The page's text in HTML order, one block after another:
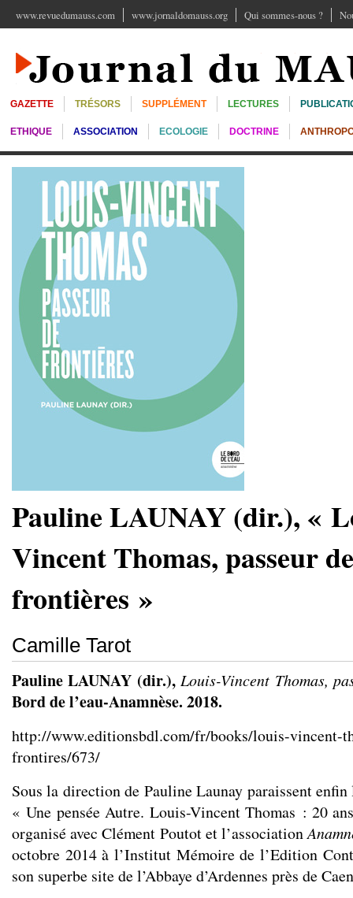
www.revuedumauss.com www.jornaldomauss.org Qui sommes-nous ?
GAZETTE TRÉSORS SUPPLÉMENT LECTURES
ETHIQUE ASSOCIATION ECOLOGIE DOCTRINE
Pauline LAUNAY (dir.), «
Vincent Thomas, passeur de
frontières »
Camille Tarot
Pauline LAUNAY (dir.),Louis-Vincent Thomas,
Bord de l’eau-Anamnèse. 2018.
http://www.editionsbdl.com/fr/books/louis-vincent-
frontires/673/
Sous la direction de Pauline Launay paraissent
« Une pensée Autre. Louis-Vincent Thomas : 20
organisé avec Clément Poutot et l’association
octobre 2014 à l’Institut Mémoire de l’Edition
son superbe site de l’Abbaye d’Ardennes près de